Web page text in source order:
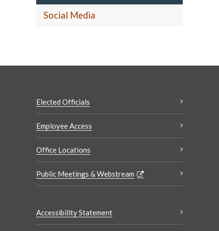
Social Media
Elected Officials
Employee Access
Office Locations
Public Meetings & Webstream
Accessibility Statement